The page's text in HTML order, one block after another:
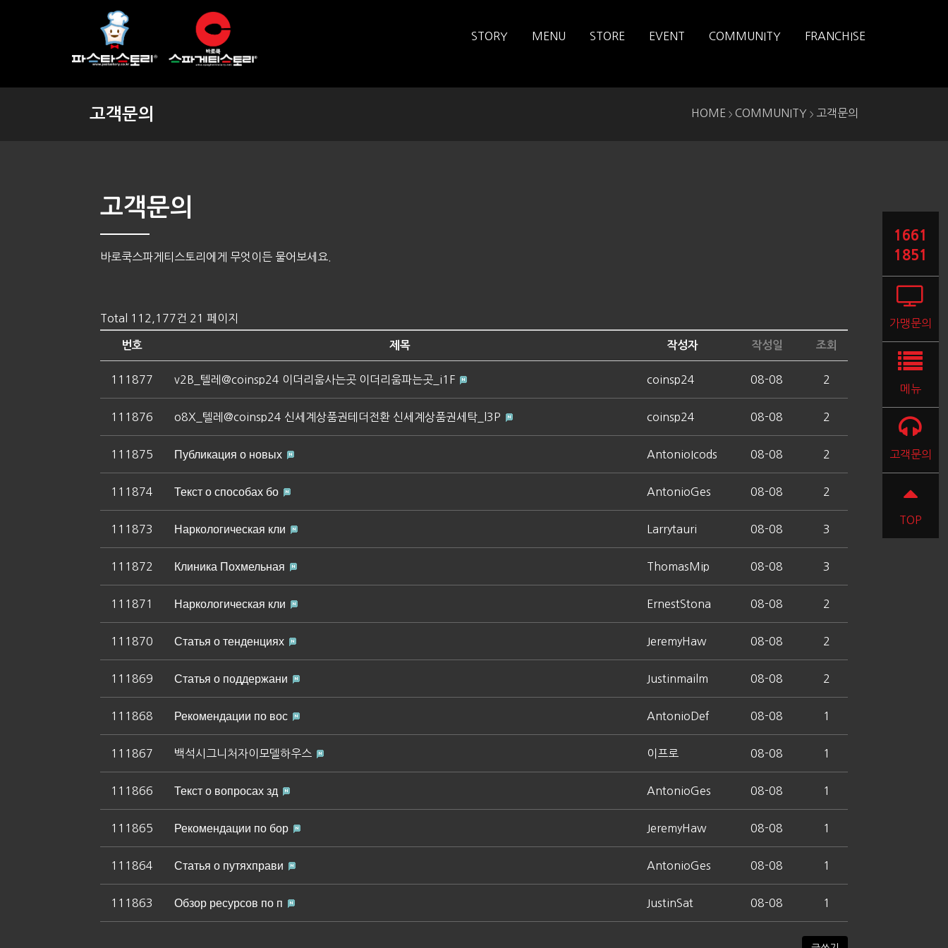
STORY MENU STORE EVENT COMMUNITY FRANCHISE
고객문의 HOME > COMMUNITY > 고객문의
고객문의
바로쿡스파게티스토리에게 무엇이든 물어보세요.
Total 112,177건 21 페이지
번호 제목 작성자 작성일 조회
111877 v2B_텔레@coinsp24 이더리움사는곳 이더리움파는곳_i1F coinsp24 08-08 2
111876 o8X_텔레@coinsp24 신세계상품권테더전환 신세계상품권세탁_l3P coinsp24 08-08 2
111875 Публикация о новых AntonioIcods 08-08 2
111874 Текст о способах бо AntonioGes 08-08 2
111873 Наркологическая кли Larrytauri 08-08 3
111872 Клиника Похмельная ThomasMip 08-08 3
111871 Наркологическая кли ErnestStona 08-08 2
111870 Статья о тенденциях JeremyHaw 08-08 2
111869 Статья о поддержани Justinmailm 08-08 2
111868 Рекомендации по вос AntonioDef 08-08 1
111867 백석시그니처자이모델하우스 이프로 08-08 1
111866 Текст о вопросах зд AntonioGes 08-08 1
111865 Рекомендации по бор JeremyHaw 08-08 1
111864 Статья о путяхправи AntonioGes 08-08 1
111863 Обзор ресурсов по п JustinSat 08-08 1
1661
1851
가맹문의
메뉴
고객문의
TOP